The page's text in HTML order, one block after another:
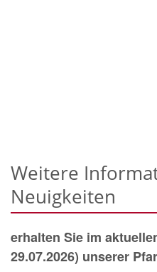
Weitere
Neuigkeiten
erhalten Sie im
29.07.2026) unserer